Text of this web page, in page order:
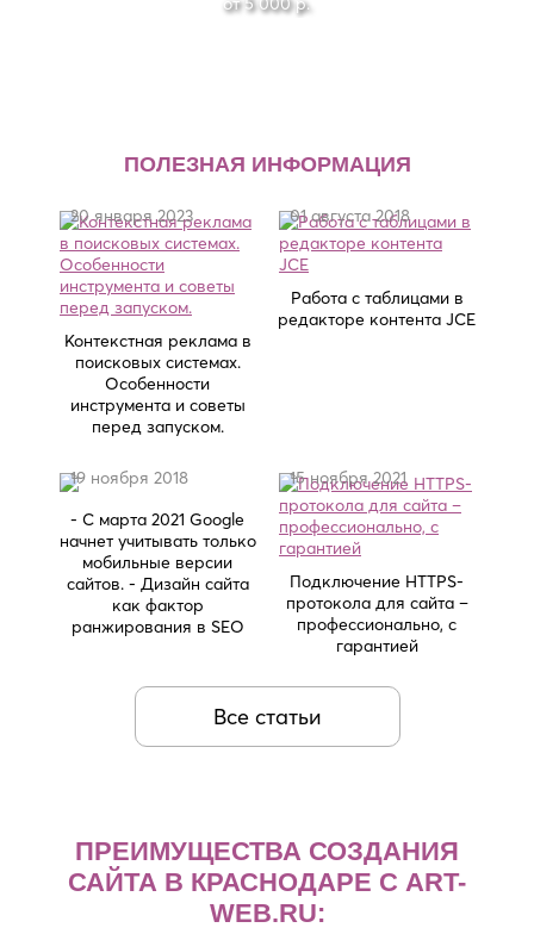
ПОЛЕЗНАЯ ИНФОРМАЦИЯ
Контекстная реклама в
поисковых системах.
Особенности
инструмента и советы
перед запуском.
20 января 2023
Работа с таблицами в
редакторе контента JCE
01 августа 2018
- С марта 2021 Google
начнет учитывать только
мобильные версии
сайтов. - Дизайн сайта
как фактор
ранжирования в SEO
19 ноября 2018
Подключение HTTPS-
протокола для сайта –
профессионально, с
гарантией
15 ноября 2021
Все статьи
ПРЕИМУЩЕСТВА СОЗДАНИЯ
САЙТА В КРАСНОДАРЕ С ART-
WEB.RU: